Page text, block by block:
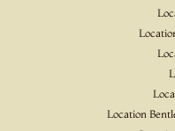
Location